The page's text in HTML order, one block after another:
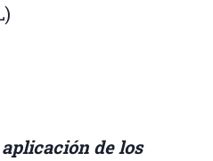
de los